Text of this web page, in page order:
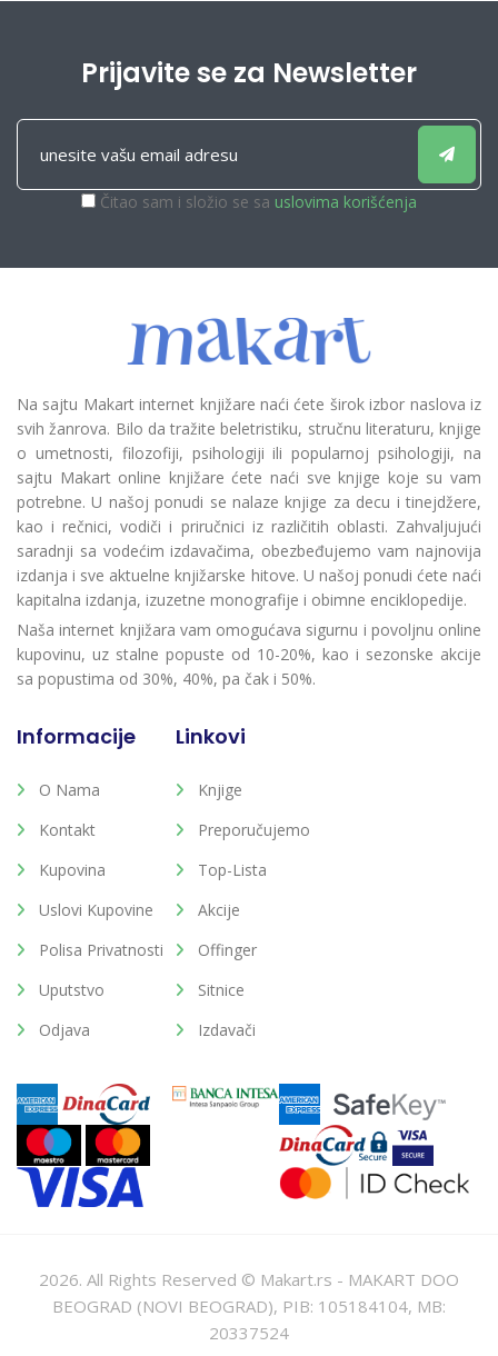
Prijavite se za Newsletter
Čitao sam i složio se sa uslovima korišćenja
Na sajtu Makart internet knjižare naći ćete širok izbor naslova iz
svih žanrova. Bilo da tražite beletristiku, stručnu literaturu, knjige
o umetnosti, filozofiji, psihologiji ili popularnoj psihologiji, na
sajtu Makart online knjižare ćete naći sve knjige koje su vam
potrebne. U našoj ponudi se nalaze knjige za decu i tinejdžere,
kao i rečnici, vodiči i priručnici iz različitih oblasti. Zahvaljujući
saradnji sa vodećim izdavačima, obezbeđujemo vam najnovija
izdanja i sve aktuelne knjižarske hitove. U našoj ponudi ćete naći
kapitalna izdanja, izuzetne monografije i obimne enciklopedije.
Naša internet knjižara vam omogućava sigurnu i povoljnu online
kupovinu, uz stalne popuste od 10-20%, kao i sezonske akcije
sa popustima od 30%, 40%, pa čak i 50%.
Informacije
O Nama
Kontakt
Kupovina
Uslovi Kupovine
Polisa Privatnosti
Uputstvo
Odjava
Linkovi
Knjige
Preporučujemo
Top-Lista
Akcije
Offinger
Sitnice
Izdavači
2026. All Rights Reserved © Makart.rs - MAKART DOO
BEOGRAD (NOVI BEOGRAD), PIB: 105184104, MB:
20337524